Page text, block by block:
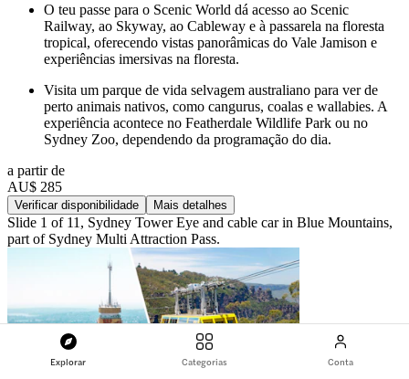
Explorar Categorias Conta
O teu passe para o Scenic World dá acesso ao Scenic
Railway, ao Skyway, ao Cableway e à passarela na floresta
tropical, oferecendo vistas panorâmicas do Vale Jamison e
experiências imersivas na floresta.
Visita um parque de vida selvagem australiano para ver de
perto animais nativos, como cangurus, coalas e wallabies. A
experiência acontece no Featherdale Wildlife Park ou no
Sydney Zoo, dependendo da programação do dia.
a partir de
AU$ 285
Verificar disponibilidade Mais detalhes
Slide 1 of 11, Sydney Tower Eye and cable car in Blue Mountains,
part of Sydney Multi Attraction Pass.